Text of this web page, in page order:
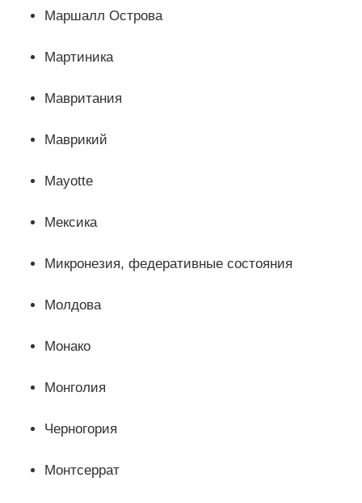
Маршалл Острова
Мартиника
Мавритания
Маврикий
Mayotte
Мексика
Микронезия, федеративные состояния
Молдова
Монако
Монголия
Черногория
Монтсеррат